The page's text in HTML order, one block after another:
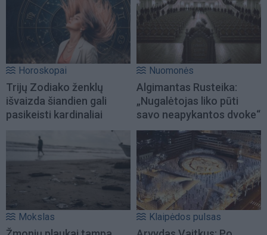
Horoskopai
Trijų Zodiako ženklų
išvaizda šiandien gali
pasikeisti kardinaliai
Nuomonės
Algimantas Rusteika:
„Nugalėtojas liko pūti
savo neapykantos dvoke“
Mokslas Klaipėdos pulsas